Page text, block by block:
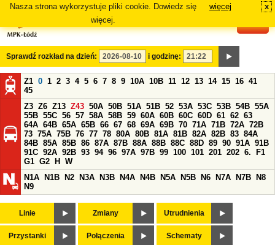
Nasza strona wykorzystuje pliki cookie. Dowiedz się
więcej.
więcej x
Sprawdź rozkład na dzień: i godzinę:
Z1 0 1 2 3 4 5 6 7 8 9 10A 10B 11 12 13 14 15 16 41
45
Z3 Z6 Z13 Z43 50A 50B 51A 51B 52 53A 53C 53B 54B 55A
55B 55C 56 57 58A 58B 59 60A 60B 60C 60D 61 62 63
64A 64B 65A 65B 66 67 68 69A 69B 70 71A 71B 72A 72B
73 75A 75B 76 77 78 80A 80B 81A 81B 82A 82B 83 84A
84B 85A 85B 86 87A 87B 88A 88B 88C 88D 89 90 91A 91B
91C 92A 92B 93 94 96 97A 97B 99 100 101 201 202 6.
F1
G1 G2 H
W
N1A
N1B N2 N3A N3B N4A N4B N5A N5B N6 N7A N7B
N8
N9
Linie Zmiany Utrudnienia
Przystanki Połączenia Schematy